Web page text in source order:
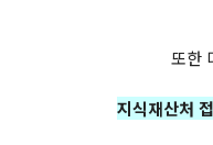
또한
지식재산처